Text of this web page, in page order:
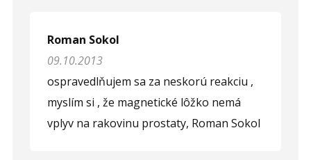
Roman Sokol
09.10.2013
ospravedlňujem sa za neskorú reakciu ,
myslím si , že magnetické lôžko nemá
vplyv na rakovinu prostaty, Roman Sokol